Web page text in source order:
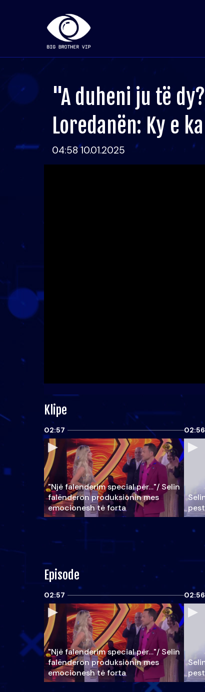
"A duheni ju të
Loredanën: Ky e
04:58 10.01.2025
Klipe
02:57
"Një falenderim special për…"/ Selin
falënderon produksionin mes
emocionesh të forta
02:56
Episode
02:57
"Një falenderim special për…"/ Selin
falënderon produksionin mes
emocionesh të forta
02:56